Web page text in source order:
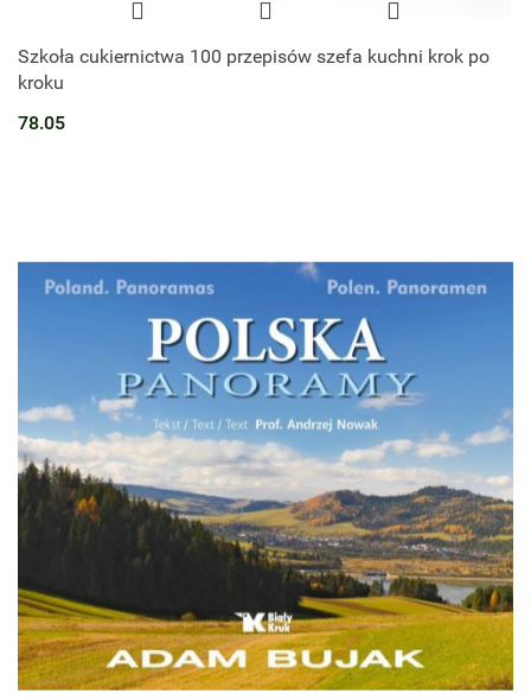
Szkoła cukiernictwa 100 przepisów szefa kuchni krok po
kroku
78.05